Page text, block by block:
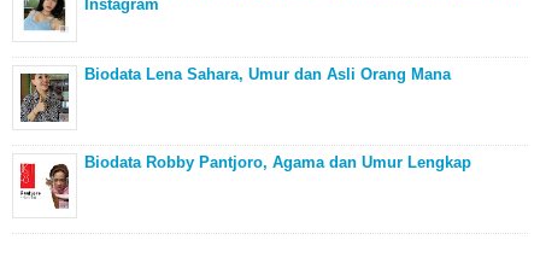
Instagram
Biodata Lena Sahara, Umur dan Asli Orang Mana
Biodata Robby Pantjoro, Agama dan Umur Lengkap